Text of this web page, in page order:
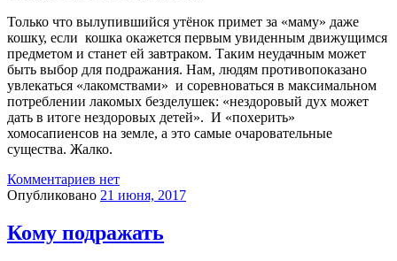
Только что вылупившийся утёнок примет за «маму» даже
кошку, если кошка окажется первым увиденным движущимся
предметом и станет ей завтраком. Таким неудачным может
быть выбор для подражания. Нам, людям противопоказано
увлекаться «лакомствами» и соревноваться в максимальном
потреблении лакомых безделушек: «нездоровый дух может
дать в итоге нездоровых детей». И «похерить»
хомосапиенсов на земле, а это самые очаровательные
существа. Жалко.
Комментариев нет
Опубликовано 21 июня, 2017
Кому подражать